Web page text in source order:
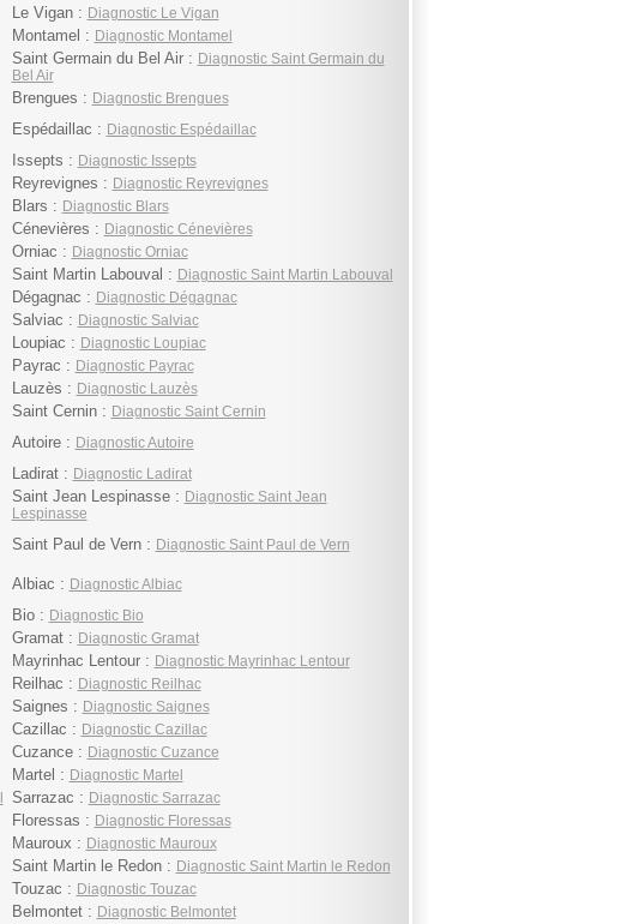
Le Vigan : Diagnostic Le Vigan
Montamel : Diagnostic Montamel
Saint Germain du Bel Air : Diagnostic Saint Germain du
Bel Air
Brengues : Diagnostic Brengues
Espédaillac : Diagnostic Espédaillac
Issepts : Diagnostic Issepts
Reyrevignes : Diagnostic Reyrevignes
Blars : Diagnostic Blars
Cénevières : Diagnostic Cénevières
Orniac : Diagnostic Orniac
Saint Martin Labouval : Diagnostic Saint Martin Labouval
Dégagnac : Diagnostic Dégagnac
Salviac : Diagnostic Salviac
Loupiac : Diagnostic Loupiac
Payrac : Diagnostic Payrac
Lauzès : Diagnostic Lauzès
Saint Cernin : Diagnostic Saint Cernin
Autoire : Diagnostic Autoire
Ladirat : Diagnostic Ladirat
Saint Jean Lespinasse : Diagnostic Saint Jean
Lespinasse
Saint Paul de Vern : Diagnostic Saint Paul de Vern
Albiac : Diagnostic Albiac
Bio : Diagnostic Bio
Gramat : Diagnostic Gramat
Mayrinhac Lentour : Diagnostic Mayrinhac Lentour
Reilhac : Diagnostic Reilhac
Saignes : Diagnostic Saignes
Cazillac : Diagnostic Cazillac
Cuzance : Diagnostic Cuzance
Martel : Diagnostic Martel
Sarrazac : Diagnostic Sarrazac
Floressas : Diagnostic Floressas
Mauroux : Diagnostic Mauroux
Saint Martin le Redon : Diagnostic Saint Martin le Redon
Touzac : Diagnostic Touzac
Belmontet : Diagnostic Belmontet